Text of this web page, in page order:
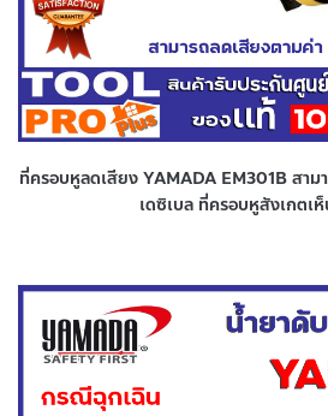
ที่ครอบหูลดเสียง YAMADA EM301B สาม
เดซิเบล ที่ครอบหูสังเกตเ